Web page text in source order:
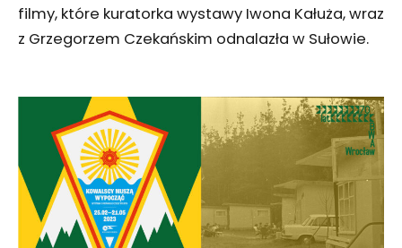
filmy, które kuratorka wystawy Iwona Kałuża, wraz
z Grzegorzem Czekańskim odnalazła w Sułowie.